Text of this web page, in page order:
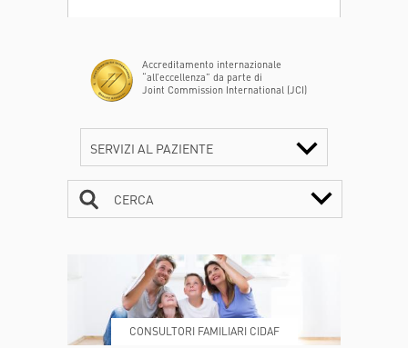
Accreditamento internazionale
“all’eccellenza” da parte di
Joint Commission International (JCI)
SERVIZI AL PAZIENTE
CERCA
CONSULTORI FAMILIARI CIDAF